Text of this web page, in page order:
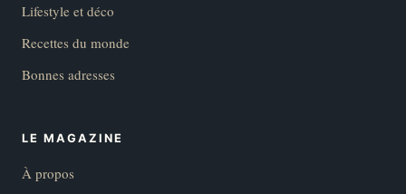
Lifestyle et déco
Recettes du monde
Bonnes adresses
LE MAGAZINE
À propos